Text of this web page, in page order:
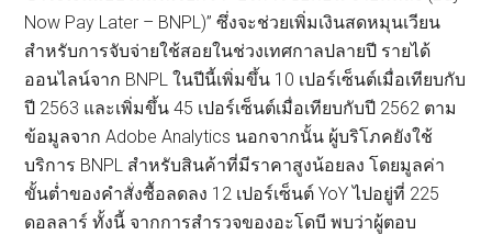
Now Pay Later – BNPL)” ซึ่งจะช่วยเพิ่มเงินสดหมุนเวียน
สำหรับการจับจ่ายใช้สอยในช่วงเทศกาลปลายปี รายได้
ออนไลน์จาก BNPL ในปีนี้เพิ่มขึ้น 10 เปอร์เซ็นต์เมื่อเทียบกับ
ปี 2563 และเพิ่มขึ้น 45 เปอร์เซ็นต์เมื่อเทียบกับปี 2562 ตาม
ข้อมูลจาก Adobe Analytics นอกจากนั้น ผู้บริโภคยังใช้
บริการ BNPL สำหรับสินค้าที่มีราคาสูงน้อยลง โดยมูลค่า
ขั้นต่ำของคำสั่งซื้อลดลง 12 เปอร์เซ็นต์ YoY ไปอยู่ที่ 225
ดอลลาร์ ทั้งนี้ จากการสำรวจของอะโดบี พบว่าผู้ตอบ